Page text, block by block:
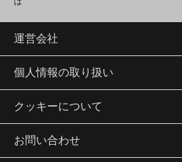
運営会社
個人情報の取り扱い
クッキーについて
お問い合わせ